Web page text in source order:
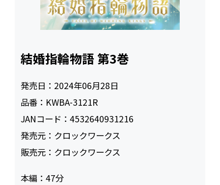
結婚指輪物語 第3巻
発売日： 2024年06月28日
品番： KWBA-3121R
JANコード：4532640931216
発売元： クロックワークス
販売元： クロックワークス
本編：47